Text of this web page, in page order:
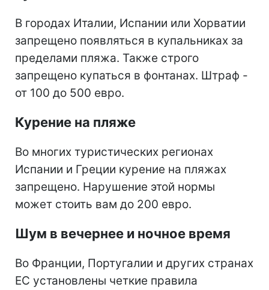
В городах Италии, Испании или Хорватии
запрещено появляться в купальниках за
пределами пляжа. Также строго
запрещено купаться в фонтанах. Штраф -
от 100 до 500 евро.
Курение на пляже
Во многих туристических регионах
Испании и Греции курение на пляжах
запрещено. Нарушение этой нормы
может стоить вам до 200 евро.
Шум в вечернее и ночное время
Во Франции, Португалии и других странах
ЕС установлены четкие правила